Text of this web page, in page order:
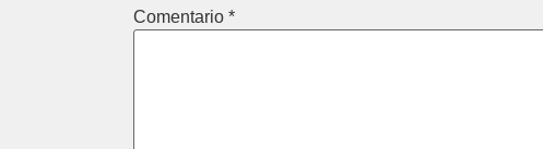
Comentario *